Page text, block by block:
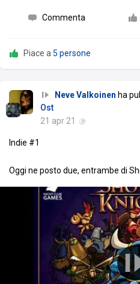
Commenta
Piace a 5 persone
Neve Valkoinen ha
Ost
21 apr 21
Indie #1
Oggi ne posto due, entrambe di